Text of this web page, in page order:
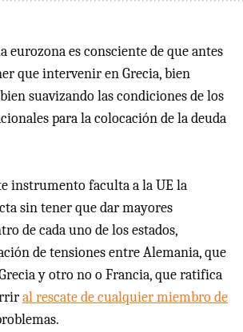
eurozona es consciente de que antes
que intervenir en Grecia, bien
suavizando las condiciones de los
para la colocación de la deuda
instrumento faculta a la UE la
sin tener que dar mayores
de cada uno de los estados,
de tensiones entre Alemania, que
y otro no o Francia, que ratifica
al rescate de cualquier miembro de